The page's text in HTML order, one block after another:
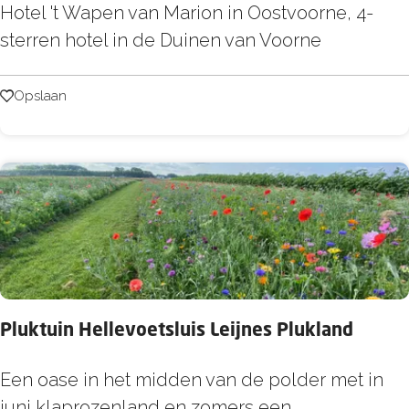
d
l
a
n
l
g
e
n
H
o
e
t
W
a
p
e
v
a
n
Hotel 't Wapen van Marion in Oostvoorne, 4-
sterren hotel in de Duinen van Voorne
Opslaan
Opslaan
Pluktuin Hellevoetsluis Leijnes Plukland
P
Een oase in het midden van de polder met in